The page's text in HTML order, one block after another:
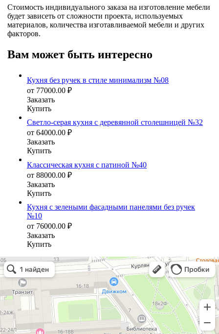
Стоимость индивидуального заказа на изготовление мебели
будет зависеть от сложности проекта, используемых
материалов, количества изготавливаемой мебели и других
факторов.
Вам может быть интересно
Кухня без ручек в стиле минимализм №08
от 77000.00 ₽
Заказать
Купить
Светло-серая кухня с деревянной столешницей №32
от 64000.00 ₽
Заказать
Купить
Классическая кухня с патиной №40
от 88000.00 ₽
Заказать
Купить
Кухня с зелеными фасадными панелями без ручек
№10
от 76000.00 ₽
Заказать
Купить